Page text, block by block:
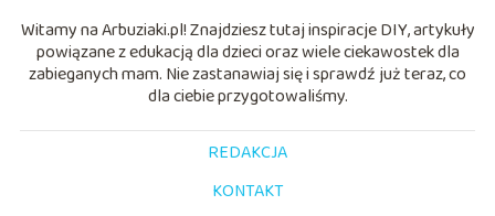
Witamy na Arbuziaki.pl! Znajdziesz tutaj inspiracje DIY, artykuły
powiązane z edukacją dla dzieci oraz wiele ciekawostek dla
zabieganych mam. Nie zastanawiaj się i sprawdź już teraz, co
dla ciebie przygotowaliśmy.
REDAKCJA
KONTAKT